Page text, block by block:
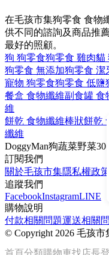
在毛孩市集狗零食 食物
供不同的諮詢及商品推
最好的照顧。
狗 狗零食狗零食 雞肉貓
狗零食 無添加狗零食 潔
寵物 狗零食狗零食 低鹽
餐盒 食物纖維副食罐 食
維
餅乾 食物纖維棒狀餅乾
纖維
DoggyMan狗蔬菜野菜30
訂閱我們
關於毛孩市集隱私權政策
追蹤我們
FacebookInstagramLINE
購物說明
付款相關問題運送相關
© Copyright 2026 毛孩市
首頁分類購物車找店長